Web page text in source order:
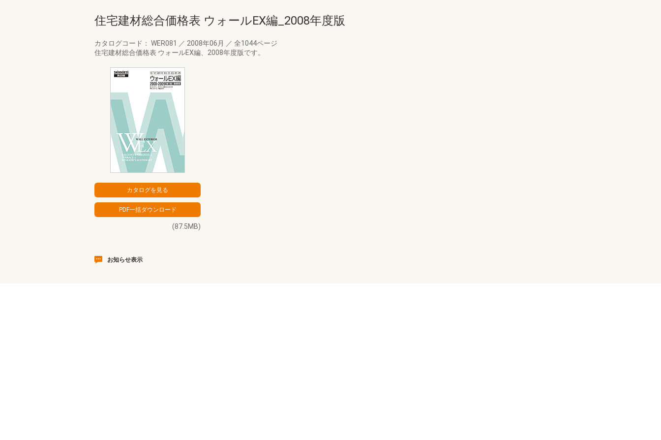
住宅建材総合価格表 ウォールEX編_2008年度版
カタログコード： WER081 ／ 2008年06月 ／ 全1044ページ
住宅建材総合価格表 ウォールEX編、2008年度版です。
(87.5MB)
お知らせ表示